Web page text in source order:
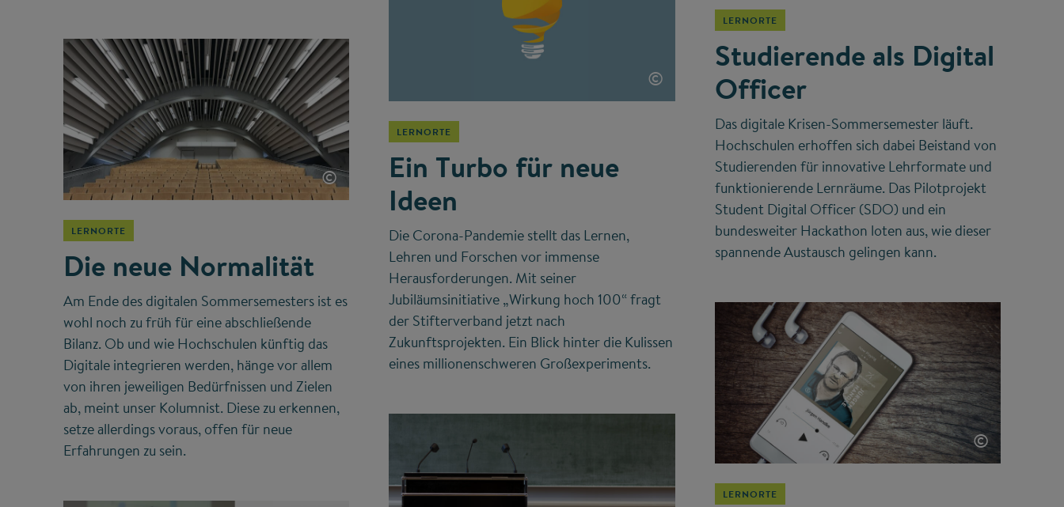
©
LERNORTE
Die neue Normalität
Am Ende des digitalen Sommersemesters ist es
wohl noch zu früh für eine abschließende
Bilanz. Ob und wie Hochschulen künftig das
Digitale integrieren werden, hänge vor allem
von ihren jeweiligen Bedürfnissen und Zielen
ab, meint unser Kolumnist. Diese zu erkennen,
setze allerdings voraus, offen für neue
Erfahrungen zu sein.
©
LERNORTE
Ein Turbo für neue
Ideen
Die Corona-Pandemie stellt das Lernen,
Lehren und Forschen vor immense
Herausforderungen. Mit seiner
Jubiläumsinitiative „Wirkung hoch 100“ fragt
der Stifterverband jetzt nach
Zukunftsprojekten. Ein Blick hinter die Kulissen
eines millionenschweren Großexperiments.
LERNORTE
Studierende als Digital
Officer
Das digitale Krisen-Sommersemester läuft.
Hochschulen erhoffen sich dabei Beistand von
Studierenden für innovative Lehrformate und
funktionierende Lernräume. Das Pilotprojekt
Student Digital Officer (SDO) und ein
bundesweiter Hackathon loten aus, wie dieser
spannende Austausch gelingen kann.
©
LERNORTE